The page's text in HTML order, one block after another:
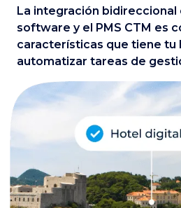
La integración
software y el PMS CTM es
características que tiene tu
automatizar tareas de